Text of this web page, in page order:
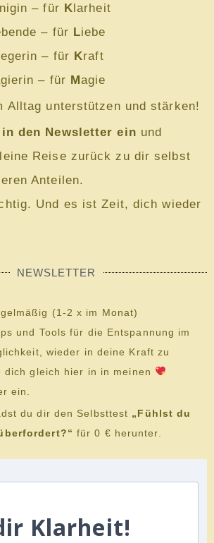
– für Klarheit
– für Liebe
– für Kraft
– für Magie
Alltag unterstützen und stärken!
den Newsletter ein und
Reise zurück zu dir selbst
Anteilen.
Und es ist Zeit, dich wieder
NEWSLETTER
(1-2 x im Monat)
und Tools für die Entspannung im
wieder in deine Kraft zu
dich gleich hier in in meinen
ein.
du dir den Selbsttest „Fühlst du
für 0 € herunter.
Klarheit!